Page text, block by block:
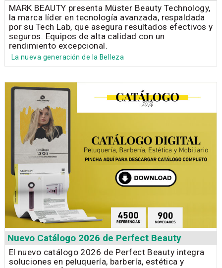
MARK BEAUTY presenta Müster Beauty Technology,
la marca líder en tecnología avanzada, respaldada
por su Tech Lab, que asegura resultados efectivos y
seguros. Equipos de alta calidad con un
rendimiento excepcional.
La nueva generación de la Belleza
Nuevo Catálogo 2026 de Perfect Beauty
El nuevo catálogo 2026 de Perfect Beauty integra
soluciones en peluquería, barbería, estética y